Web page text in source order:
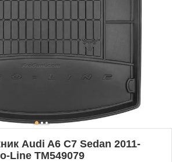
Audi A6 C7 Sedan 2011-
Line TM549079